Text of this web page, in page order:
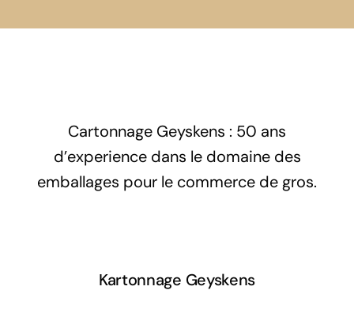
Cartonnage Geyskens : 50 ans
d’experience dans le domaine des
emballages pour le commerce de gros.
Kartonnage Geyskens